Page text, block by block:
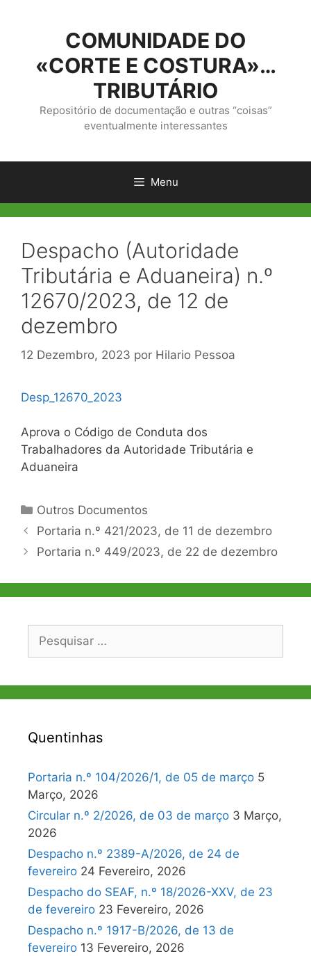
conteúdo
COMUNIDADE DO
«CORTE E COSTURA»…
TRIBUTÁRIO
Repositório de documentação e outras “coisas”
eventualmente interessantes
Menu
Despacho (Autoridade
Tributária e Aduaneira) n.º
12670/2023, de 12 de
dezembro
12 Dezembro, 2023 por Hilario Pessoa
Desp_12670_2023
Aprova o Código de Conduta dos
Trabalhadores da Autoridade Tributária e
Aduaneira
Categorias
Outros Documentos
Navegação
de
Portaria n.º 421/2023, de 11 de dezembro
Portaria n.º 449/2023, de 22 de dezembro
Pesquisar
Quentinhas
Portaria n.º 104/2026/1, de 05 de março 5
Março, 2026
Circular n.º 2/2026, de 03 de março 3 Março,
2026
Despacho n.º 2389-A/2026, de 24 de
fevereiro 24 Fevereiro, 2026
Despacho do SEAF, n.º 18/2026-XXV, de 23
de fevereiro 23 Fevereiro, 2026
Despacho n.º 1917-B/2026, de 13 de
fevereiro 13 Fevereiro, 2026